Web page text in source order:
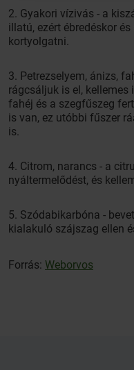
2. Gyakori vízivás - a
illatú, ezért ébredéskor
kortyolgatni.
3. Petrezselyem, ánizs,
rágcsáljuk is el,
fahéj és a szegfűszeg
is van, ez utóbbi fűszer
is.
4. Citrom, narancs - a
nyáltermelődést, és
5. Szódabikarbóna -
kialakuló szájszag ellen
Forrás: Weborvos